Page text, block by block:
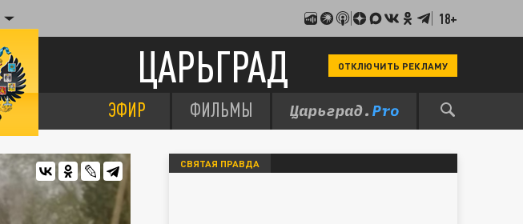
18+
ЦАРЬГРАД ОТКЛЮЧИТЬ РЕКЛАМУ
ЭФИР ФИЛЬМЫ
СВЯТАЯ ПРАВДА